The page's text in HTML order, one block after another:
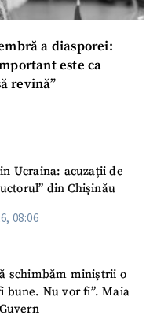
a diasporei:
este ca
revină”
Ucraina: acuzații de
din Chișinău
08:06
schimbăm miniștrii o
bune. Nu vor fi”. Maia